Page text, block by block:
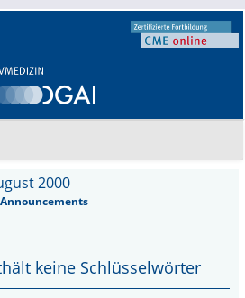
2000
keine Schlüsselwörter